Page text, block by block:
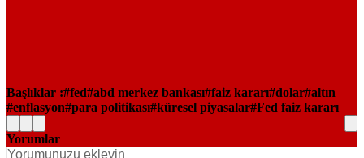
Başlıklar : fed abd merkez bankası faiz kararı dolar altın
enflasyon para politikası küresel piyasalar Fed faiz kararı
Yorumlar